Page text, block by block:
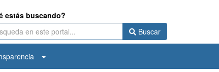
estás buscando?
Buscar